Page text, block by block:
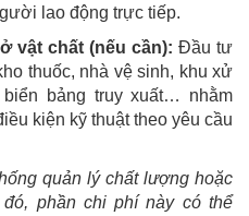
lao động trực tiếp.
vật chất (nếu cần): Đầu tư
thuốc, nhà vệ sinh, khu xử
bảng truy xuất… nhằm
kiện kỹ thuật theo yêu cầu
quản lý chất lượng hoặc
phần chi phí này có thể